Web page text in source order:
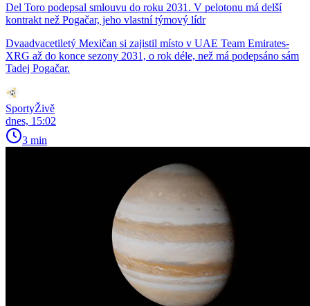
Del Toro podepsal smlouvu do roku 2031. V pelotonu má delší
kontrakt než Pogačar, jeho vlastní týmový lídr
Dvaadvacetiletý Mexičan si zajistil místo v UAE Team Emirates-
XRG až do konce sezony 2031, o rok déle, než má podepsáno sám
Tadej Pogačar.
SportyŽivě
dnes, 15:02
3 min